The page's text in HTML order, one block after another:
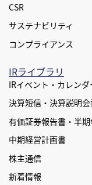
CSR
サステナビリティ
コンプライアンス
IRライブラリ
IRイベント・カレンダ
決算短信・決算説明
有価証券報告書・半
中期経営計画書
株主通信
新着情報